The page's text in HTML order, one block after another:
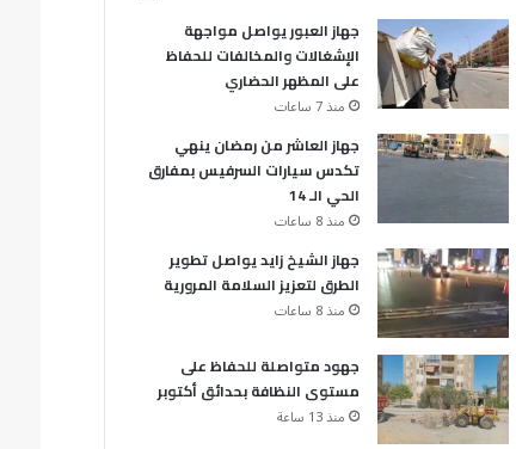
جهاز العبور يواصل مواجهة
الإشغالات والمخالفات للحفاظ
على المظهر الحضاري
منذ 7 ساعات
جهاز العاشر من رمضان ينهي
تكدس سيارات السرفيس بمفارق
الحي الـ 14
منذ 8 ساعات
جهاز الشيخ زايد يواصل تطوير
الطرق لتعزيز السلامة المرورية
منذ 8 ساعات
جهود متواصلة للحفاظ على
مستوى النظافة بحدائق أكتوبر
منذ 13 ساعة